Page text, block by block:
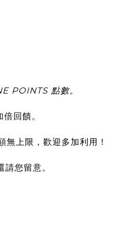
POINTS 點數。
回饋。
上限，歡迎多加利用！
您留意。